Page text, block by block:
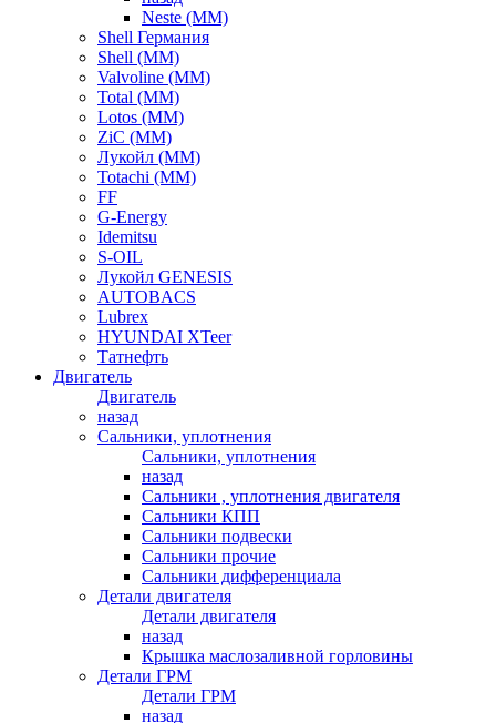
Neste (ММ)
Shell Германия
Shell (ММ)
Valvoline (ММ)
Total (ММ)
Lotos (ММ)
ZiC (ММ)
Лукойл (ММ)
Totachi (MM)
FF
G-Energy
Idemitsu
S-OIL
Лукойл GENESIS
AUTOBACS
Lubrex
HYUNDAI XTeer
Татнефть
Двигатель
Двигатель
назад
Сальники, уплотнения
Сальники, уплотнения
назад
Сальники , уплотнения двигателя
Сальники КПП
Сальники подвески
Сальники прочие
Сальники дифференциала
Детали двигателя
Детали двигателя
назад
Крышка маслозаливной горловины
Детали ГРМ
Детали ГРМ
назад